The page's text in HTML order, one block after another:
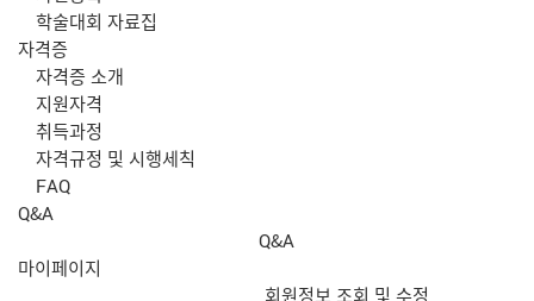
학술대회 자료집
자격증
자격증 소개
지원자격
취득과정
자격규정 및 시행세칙
FAQ
Q&A
Q&A
마이페이지
회원정보 조회 및 수정